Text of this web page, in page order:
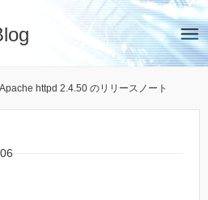
Apache httpd 2.4.50 のリリースノート